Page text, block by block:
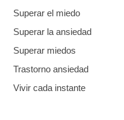
Superar el miedo
Superar la ansiedad
Superar miedos
Trastorno ansiedad
Vivir cada instante